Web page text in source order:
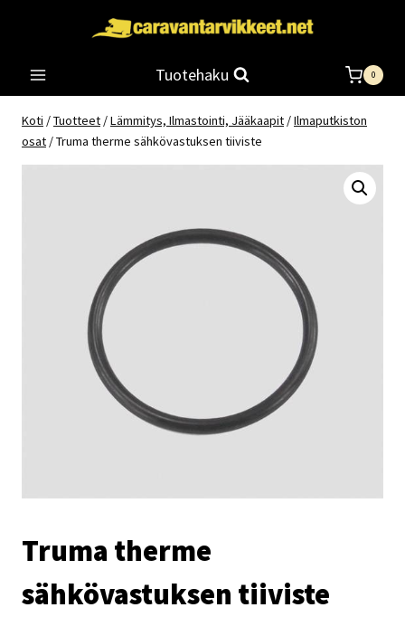
Tuotehaku 0
Koti /Tuotteet /Lämmitys, Ilmastointi, Jääkaapit /Ilmaputkiston
osat /Truma therme sähkövastuksen tiiviste
Truma therme
sähkövastuksen tiiviste